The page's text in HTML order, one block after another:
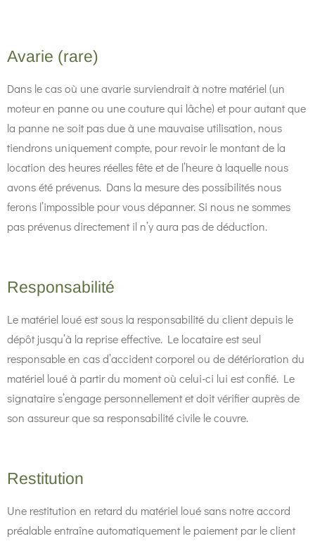
Avarie (rare)
Dans le cas où une avarie surviendrait à notre matériel (un
moteur en panne ou une couture qui lâche) et pour autant que
la panne ne soit pas due à une mauvaise utilisation, nous
tiendrons uniquement compte, pour revoir le montant de la
location des heures réelles fête et de l’heure à laquelle nous
avons été prévenus. Dans la mesure des possibilités nous
ferons l’impossible pour vous dépanner. Si nous ne sommes
pas prévenus directement il n’y aura pas de déduction.
Responsabilité
Le matériel loué est sous la responsabilité du client depuis le
dépôt jusqu’à la reprise effective. Le locataire est seul
responsable en cas d’accident corporel ou de détérioration du
matériel loué à partir du moment où celui-ci lui est confié. Le
signataire s’engage personnellement et doit vérifier auprès de
son assureur que sa responsabilité civile le couvre.
Restitution
Une restitution en retard du matériel loué sans notre accord
préalable entraîne automatiquement le paiement par le client